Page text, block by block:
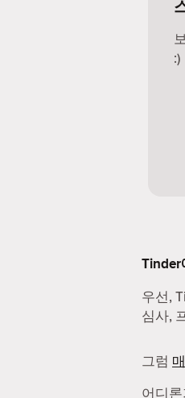
:)
Tinder
우선,
심사,
그럼
어디